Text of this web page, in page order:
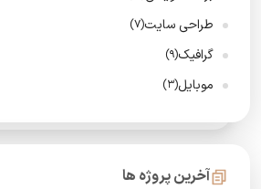
طراحی سایت(7)
گرافیک(9)
موبایل(3)
آخرین پروژه ها